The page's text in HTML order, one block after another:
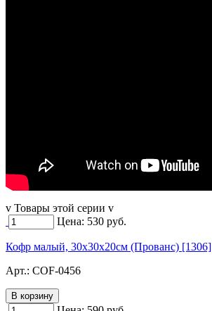
v Товары этой серии v
Цена: 530 руб.
Кофр малый, 30х30х20см (Прованс) [1306]
Арт.: COF-0456